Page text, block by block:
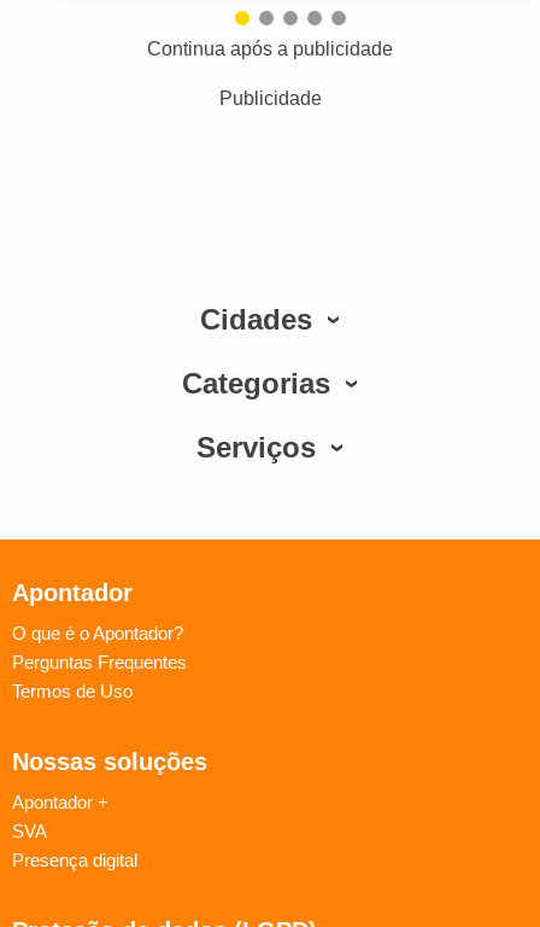
Continua após a publicidade
Publicidade
Cidades
Categorias
Serviços
Apontador
O que é o Apontador?
Perguntas Frequentes
Termos de Uso
Nossas soluções
Apontador +
SVA
Presença digital